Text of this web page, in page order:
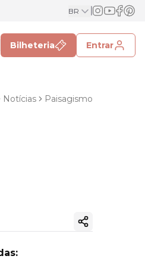
BR
Bilheteria Entrar
Notícias Paisagismo
Copiar link